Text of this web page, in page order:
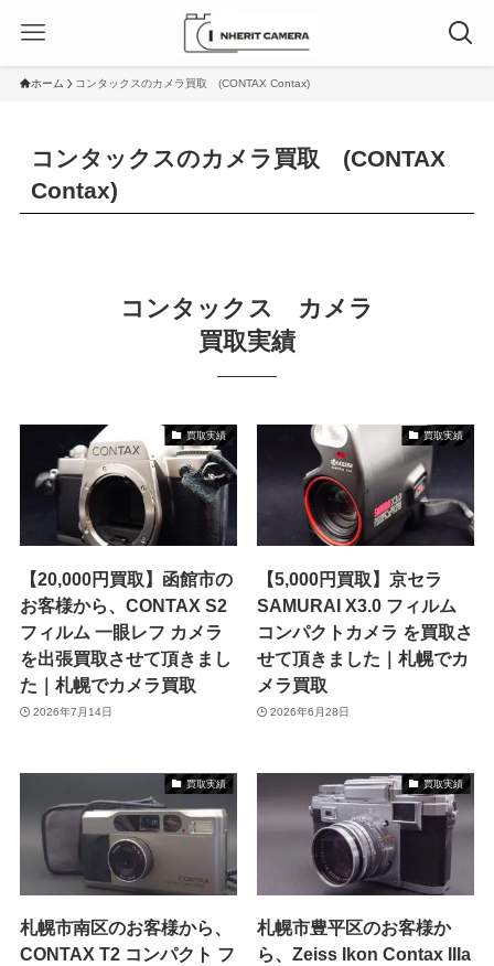
ホーム コンタックスのカメラ買取 (CONTAX Contax)
コンタックスのカメラ買取 (CONTAX
Contax)
コンタックス カメラ
買取実績
買取実績
【20,000円買取】函館市の
お客様から、CONTAX S2
フィルム 一眼レフ カメラ
を出張買取させて頂きまし
た｜札幌でカメラ買取
2026年7月14日
買取実績
【5,000円買取】京セラ
SAMURAI X3.0 フィルム
コンパクトカメラ を買取さ
せて頂きました｜札幌でカ
メラ買取
2026年6月28日
買取実績
札幌市南区のお客様から、
CONTAX T2 コンパクト フ
買取実績
札幌市豊平区のお客様か
ら、Zeiss Ikon Contax IIIa